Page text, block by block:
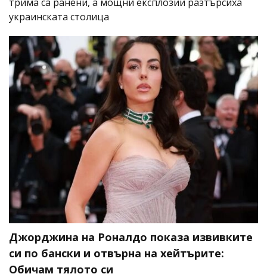
украинската столица
Джорджина на Роналдо показа извивките
си по бански и отвърна на хейтърите:
Обичам тялото си